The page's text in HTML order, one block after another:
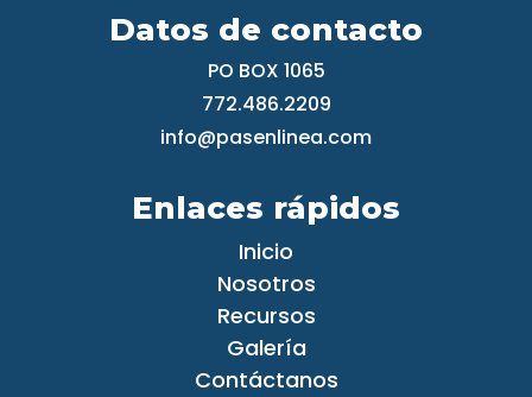
Datos de contacto
PO BOX 1065
772.486.2209
info@pasenlinea.com
Enlaces rápidos
Inicio
Nosotros
Recursos
Galería
Contáctanos